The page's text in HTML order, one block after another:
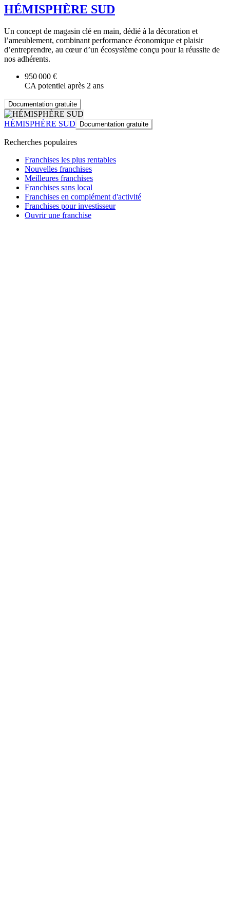
HÉMISPHÈRE SUD
Un concept de magasin clé en main, dédié à la décoration et
l’ameublement, combinant performance économique et plaisir
d’entreprendre, au cœur d’un écosystème conçu pour la réussite de
nos adhérents.
950 000 €
CA potentiel après 2 ans
Documentation gratuite
HÉMISPHÈRE SUD Documentation gratuite
Recherches populaires
Franchises les plus rentables
Nouvelles franchises
Meilleures franchises
Franchises sans local
Franchises en complément d'activité
Franchises pour investisseur
Ouvrir une franchise